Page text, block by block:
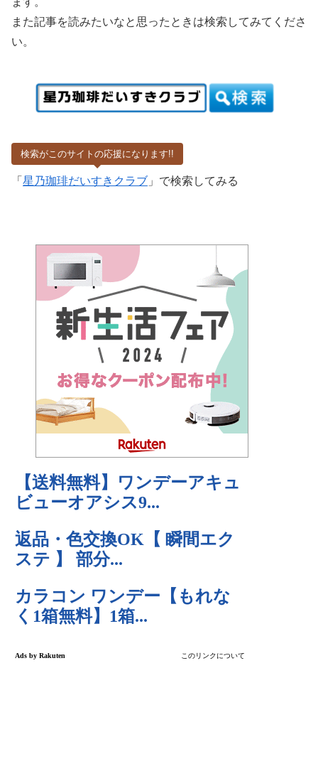
また記事を読みたいなと思ったときは検索してみてくださ
い。
検索がこのサイトの応援になります!!
「 星乃珈琲だいすきクラブ 」で検索してみる